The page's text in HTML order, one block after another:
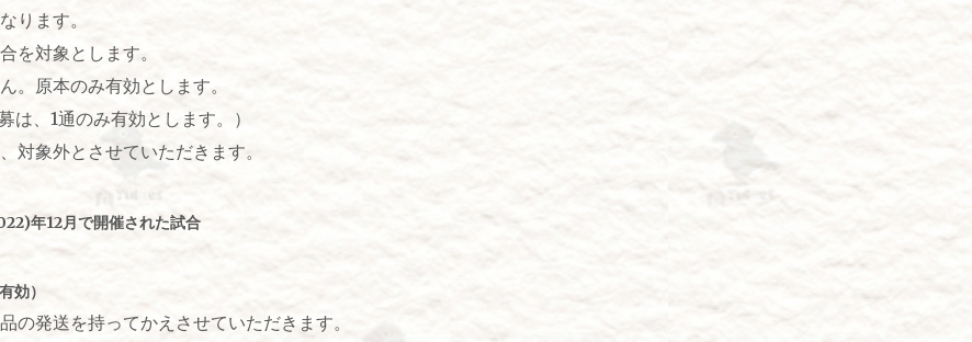
ります。
を対象とします。
。原本のみ有効とします。
は、1通のみ有効とします。）
対象外とさせていただきます。
年12月で開催された試合
効）
を持ってかえさせていただきます。